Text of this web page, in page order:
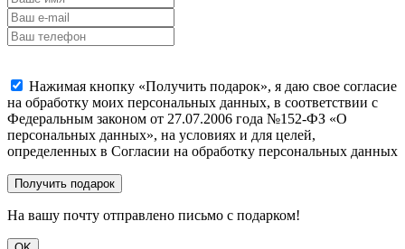
Нажимая кнопку «Получить подарок», я даю свое согласие
на обработку моих персональных данных, в соответствии с
Федеральным законом от 27.07.2006 года №152-ФЗ «О
персональных данных», на условиях и для целей,
определенных в Согласии на обработку персональных данных
На вашу почту отправлено письмо с подарком!